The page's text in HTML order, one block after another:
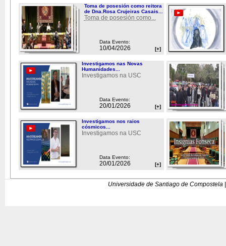
Toma de posesión como reitora
de Dna.Rosa Crujeiras Casais...
Toma de posesión como...
Data Evento:
10/04/2026 [+]
Investigamos nas Novas
Humanidades...
Investigamos na USC
Data Evento:
20/01/2026 [+]
Investigamos nos raios
cósmicos...
Investigamos na USC
Data Evento:
20/01/2026 [+]
Universidade de Santiago de